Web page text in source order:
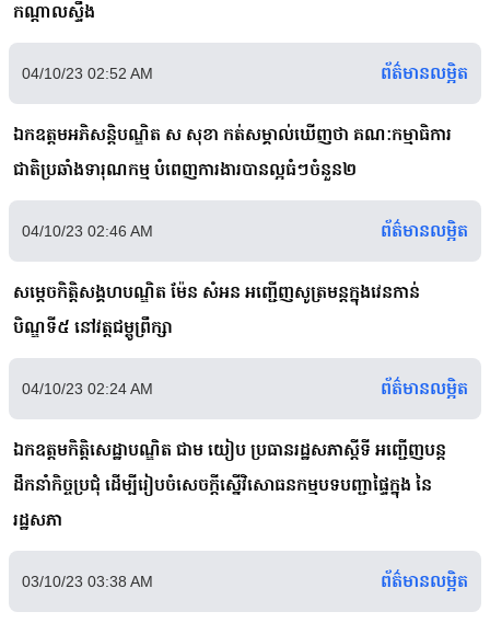
កណ្តាលស្ទឹង
04/10/23 02:52 AM ព័ត៌មានលម្អិត
ឯកឧត្ដមអភិសន្តិបណ្ឌិត ស សុខា កត់សម្គាល់ឃើញថា គណៈកម្មាធិការ
ជាតិប្រឆាំងទារុណកម្ម បំពេញការងារបានល្អធំៗចំនួន២
04/10/23 02:46 AM ព័ត៌មានលម្អិត
សម្តេចកិត្តិសង្គហបណ្ឌិត ម៉ែន សំអន អញ្ជើញសូត្រមន្តក្នុងវេនកាន់
បិណ្ឌទី៥ នៅវត្តជម្ពូព្រឹក្សា
04/10/23 02:24 AM ព័ត៌មានលម្អិត
ឯកឧត្តមកិត្តិសេដ្ឋាបណ្ឌិត ជាម យៀប ប្រធានរដ្ឋសភាស្តីទី អញ្ជើញបន្ត
ដឹកនាំកិច្ចប្រជុំ ដើម្បីរៀបចំសេចក្តីស្នើវិសោធនកម្មបទបញ្ជាផ្ទៃក្នុង នៃ
រដ្ឋសភា
03/10/23 03:38 AM ព័ត៌មានលម្អិត